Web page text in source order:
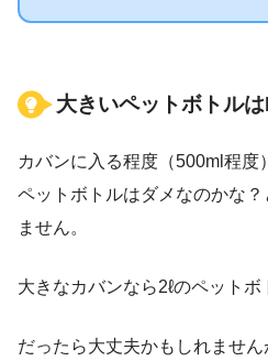
大きいペットボトル
カバンに入る程度（500ml程度
ペットボトルはダメなのかな
ません。
大きなカバンなら2ℓのペット
だったら大丈夫かもしれませ